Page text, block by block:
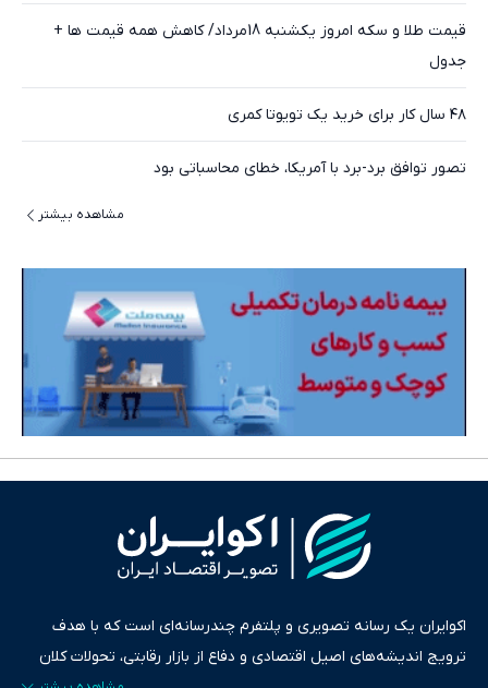
قیمت طلا و سکه امروز یکشنبه 18مرداد/ کاهش همه قیمت ها +
جدول
۴۸ سال کار برای خرید یک تویوتا کمری
تصور توافق برد-برد با آمریکا، خطای محاسباتی بود
مشاهده بیشتر
اکوایران یک رسانه تصویری و پلتفرم چندرسانه‌ای است که با هدف
ترویج اندیشه‌های اصیل اقتصادی و دفاع از بازار رقابتی، تحولات کلان